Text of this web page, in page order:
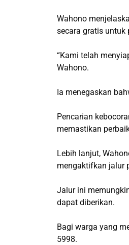
Wahono
secara gratis untuk
“Kami telah
Wahono.
Ia menegaskan
Pencarian
memastikan
Lebih lanjut,
mengaktifkan jalur
Jalur ini
dapat diberikan.
Bagi warga yang
5998.